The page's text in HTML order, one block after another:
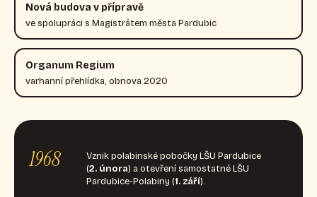
Nová budova v přípravě
ve spolupráci s Magistrátem města Pardubic
Organum Regium
varhanní přehlídka, obnova 2020
1968
Vznik polabinské pobočky LŠU Pardubice
(2. února) a otevření samostatné LŠU
Pardubice-Polabiny (1. září).